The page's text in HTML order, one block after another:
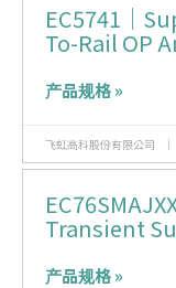
EC5741｜
To-Rail OP
产品规格 »
飞虹高科股份有限公司
Transient
产品规格 »